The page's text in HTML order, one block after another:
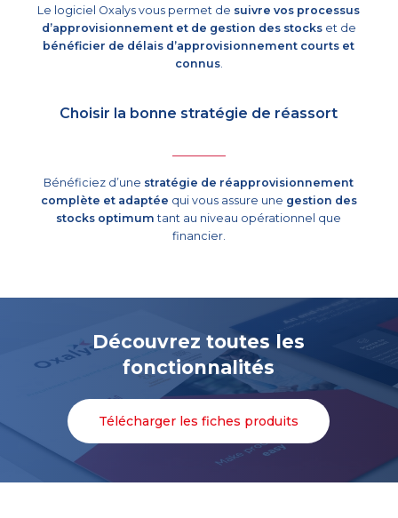
Le logiciel Oxalys vous permet de suivre vos processus
d’approvisionnement et de gestion des stockset de
bénéficier de délais d’approvisionnement courts et
connus.
Choisir la bonne stratégie de réassort
Bénéficiez d’une stratégie de réapprovisionnement
complète et adaptée qui vous assure une gestion des
stocks optimum tant au niveau opérationnel que
financier.
Découvrez toutes les
fonctionnalités
Télécharger les fiches produits